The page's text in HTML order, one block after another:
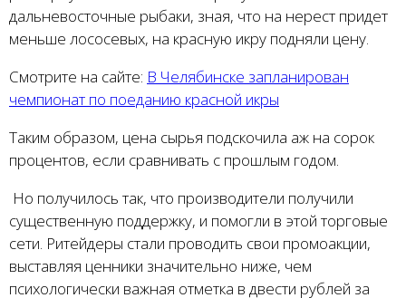
дальневосточные рыбаки, зная, что на нерест придет
меньше лососевых, на красную икру подняли цену.
Смотрите на сайте: В Челябинске запланирован
чемпионат по поеданию красной икры
Таким образом, цена сырья подскочила аж на сорок
процентов, если сравнивать с прошлым годом.
Но получилось так, что производители получили
существенную поддержку, и помогли в этой торговые
сети. Ритейдеры стали проводить свои промоакции,
выставляя ценники значительно ниже, чем
психологически важная отметка в двести рублей за